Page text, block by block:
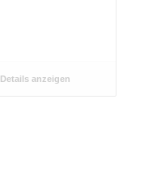
Details anzeigen